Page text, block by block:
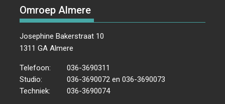
Omroep Almere
Josephine Bakerstraat 10
1311 GA Almere
Telefoon:
036-3690311
Studio:
036-3690072 en 036-3690073
Techniek:
036-3690074